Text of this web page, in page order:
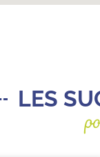
LES